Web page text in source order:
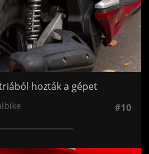
hozták a gépet
#10